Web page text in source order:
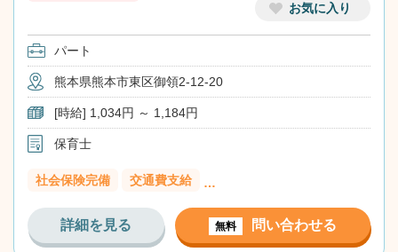
お気に入り
パート
熊本県熊本市東区御領2-12-20
[時給] 1,034円 ～ 1,184円
保育士
社会保険完備 交通費支給 …
詳細を見る 無料 問い合わせる